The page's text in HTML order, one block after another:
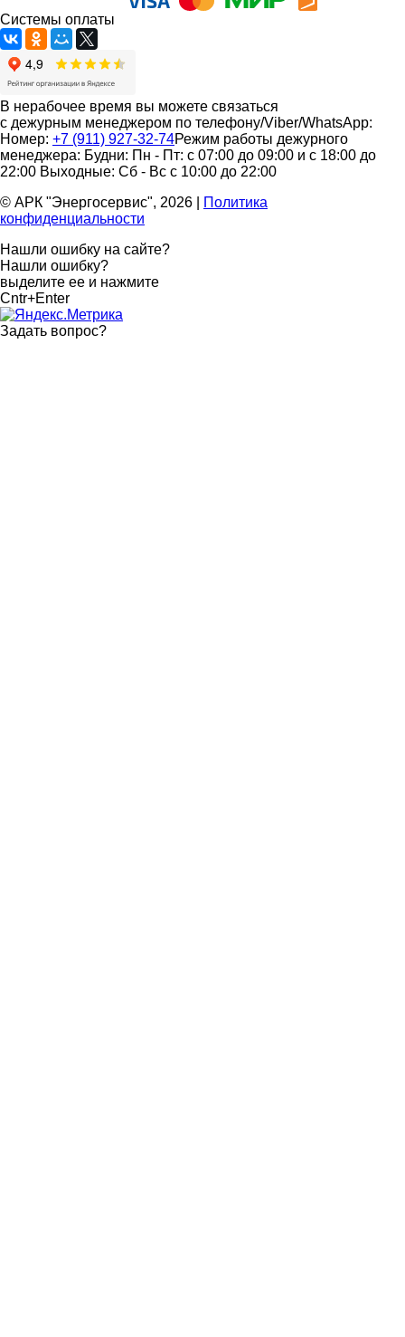
Системы оплаты
В нерабочее время вы можете связаться
с дежурным менеджером по телефону/Viber/WhatsApp:
Номер: +7 (911) 927-32-74Режим работы дежурного
менеджера: Будни: Пн - Пт: с 07:00 до 09:00 и с 18:00 до
22:00 Выходные: Сб - Вс с 10:00 до 22:00
© АРК "Энергосервис", 2026
Политика
конфиденциальности
Нашли ошибку на сайте?
Нашли ошибку?
выделите ее и нажмите
Cntr+Enter
Задать вопрос?